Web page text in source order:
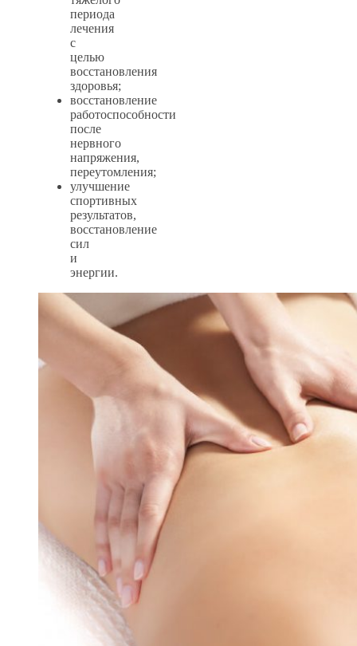
периода
лечения
с
целью
восстановления
здоровья;
восстановление
работоспособности
после
нервного
напряжения,
переутомления;
улучшение
спортивных
результатов,
восстановление
сил
и
энергии.